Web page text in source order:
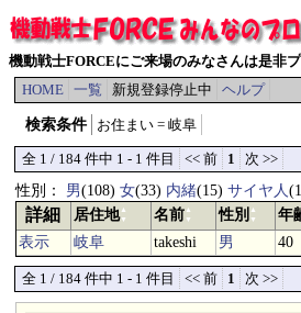
機動戦士FORCEにご来場のみなさんは是非
HOME
一覧 新規登録停止中 ヘルプ
検索条件 お住まい = 岐阜
全 1 / 184 件中 1 - 1 件目 << 前 1
次 >>
性別： 男(108) 女(33) 内緒(15) サイヤ人
詳細 居住地 ▲
▼
名前▲
▼
性別 ▲
▼
年
表示 岐阜 takeshi 男 40
全 1 / 184 件中 1 - 1 件目 << 前 1 次 >>